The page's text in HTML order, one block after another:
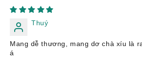
Thuý
Mang dễ thương, mang dơ chà xíu là
á